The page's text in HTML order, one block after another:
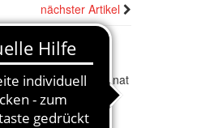
nächster Artikel
*
ab22,00 € / Monat
zum Ratenkauf